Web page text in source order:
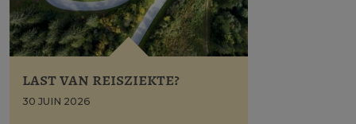
last van reisziekte?
30 JUIN 2026